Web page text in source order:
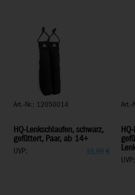
Art.-Nr.: 12050014
HQ-Lenkschlaufen, schwarz,
gefüttert, Paar, ab 14+
UVP: 16,99 €
UVP: